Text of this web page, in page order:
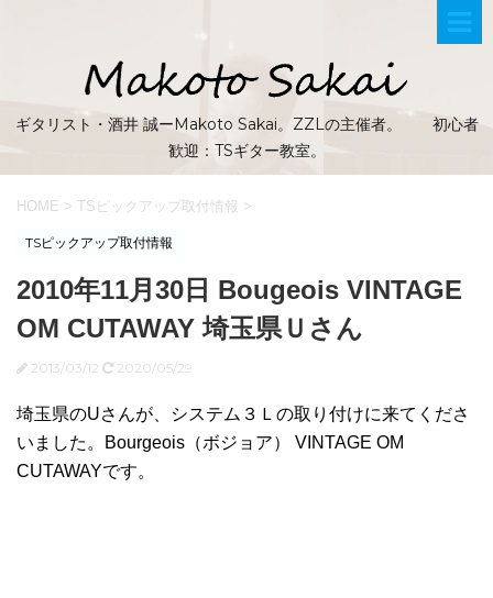
ギタリスト・酒井 誠ーMakoto Sakai。ZZLの主催者。 初心者
歓迎：TSギター教室。
HOME > TSピックアップ取付情報 >
TSピックアップ取付情報
2010年11月30日 Bougeois VINTAGE
OM CUTAWAY 埼玉県Ｕさん
2013/03/12 2020/05/29
埼玉県のUさんが、システム３Ｌの取り付けに来てくださ
いました。Bourgeois（ボジョア） VINTAGE OM
CUTAWAYです。